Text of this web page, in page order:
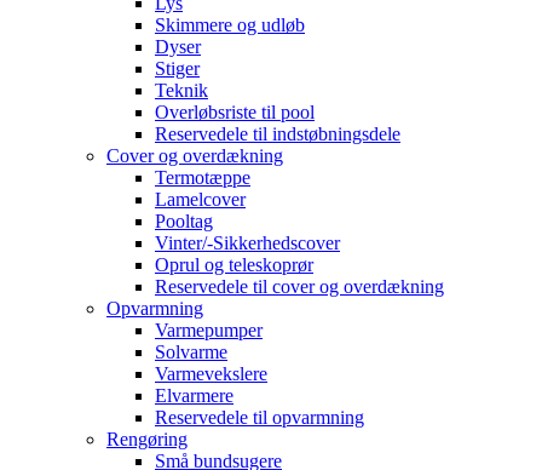
Skimmere og udløb
Dyser
Stiger
Teknik
Overløbsriste til pool
Reservedele til indstøbningsdele
Cover og overdækning
Termotæppe
Lamelcover
Pooltag
Vinter/-Sikkerhedscover
Oprul og teleskoprør
Reservedele til cover og overdækning
Opvarmning
Varmepumper
Solvarme
Varmevekslere
Elvarmere
Reservedele til opvarmning
Rengøring
Små bundsugere